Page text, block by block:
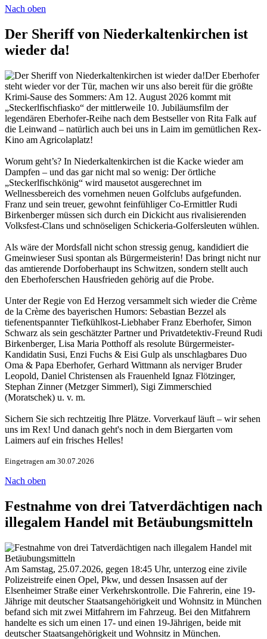
Nach oben
Der Sheriff von Niederkaltenkirchen ist
wieder da!
Der Eberhofer
steht wieder vor der Tür, machen wir uns also bereit für die größte
Krimi-Sause des Sommers: Am 12. August 2026 kommt mit
„Steckerlfischfiasko“ der mittlerweile 10. Jubiläumsfilm der
legendären Eberhofer-Reihe nach dem Bestseller von Rita Falk auf
die Leinwand – natürlich auch bei uns in Laim im gemütlichen Rex-
Kino am Agricolaplatz!
Worum geht’s? In Niederkaltenkirchen ist die Kacke wieder am
Dampfen – und das gar nicht mal so wenig: Der örtliche
„Steckerlfischkönig“ wird mausetot ausgerechnet im
Wellnessbereich des vornehmen neuen Golfclubs aufgefunden.
Franz und sein treuer, gewohnt feinfühliger Co-Ermittler Rudi
Birkenberger müssen sich durch ein Dickicht aus rivalisierenden
Volksfest-Clans und schnöseligen Schickeria-Golfersleuten wühlen.
Als wäre der Mordsfall nicht schon stressig genug, kandidiert die
Gmeinwieser Susi spontan als Bürgermeisterin! Das bringt nicht nur
das amtierende Dorfoberhaupt ins Schwitzen, sondern stellt auch
den Eberhoferschen Hausfrieden gehörig auf die Probe.
Unter der Regie von Ed Herzog versammelt sich wieder die Crème
de la Crème des bayerischen Humors: Sebastian Bezzel als
tiefenentspannter Tiefkühlkost-Liebhaber Franz Eberhofer, Simon
Schwarz als sein geschätzter Partner und Privatdetektiv-Freund Rudi
Birkenberger, Lisa Maria Potthoff als resolute Bürgermeister-
Kandidatin Susi, Enzi Fuchs & Eisi Gulp als unschlagbares Duo
Oma & Papa Eberhofer, Gerhard Wittmann als nerviger Bruder
Leopold, Daniel Christensen als Frauenheld Ignaz Flötzinger,
Stephan Zinner (Metzger Simmerl), Sigi Zimmerschied
(Moratschek) u. v. m.
Sichern Sie sich rechtzeitig Ihre Plätze. Vorverkauf läuft – wir sehen
uns im Rex! Und danach geht's noch in dem Biergarten vom
Laimers auf ein frisches Helles!
Eingetragen am 30.07.2026
Nach oben
Festnahme von drei Tatverdächtigen nach
illegalem Handel mit Betäubungsmitteln
Am Samstag, 25.07.2026, gegen 18:45 Uhr, unterzog eine zivile
Polizeistreife einen Opel, Pkw, und dessen Insassen auf der
Elsenheimer Straße einer Verkehrskontrolle. Die Fahrerin, eine 19-
Jährige mit deutscher Staatsangehörigkeit und Wohnsitz in München
befand sich mit zwei Mitfahrern im Fahrzeug. Bei den Mitfahrern
handelte es sich um einen 17- und einen 19-Jährigen, beide mit
deutscher Staatsangehörigkeit und Wohnsitz in München.